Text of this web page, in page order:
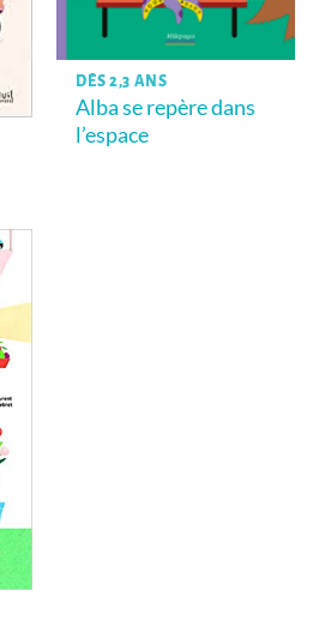
DÈS 2,3 ANS
Alba se repère dans
l’espace